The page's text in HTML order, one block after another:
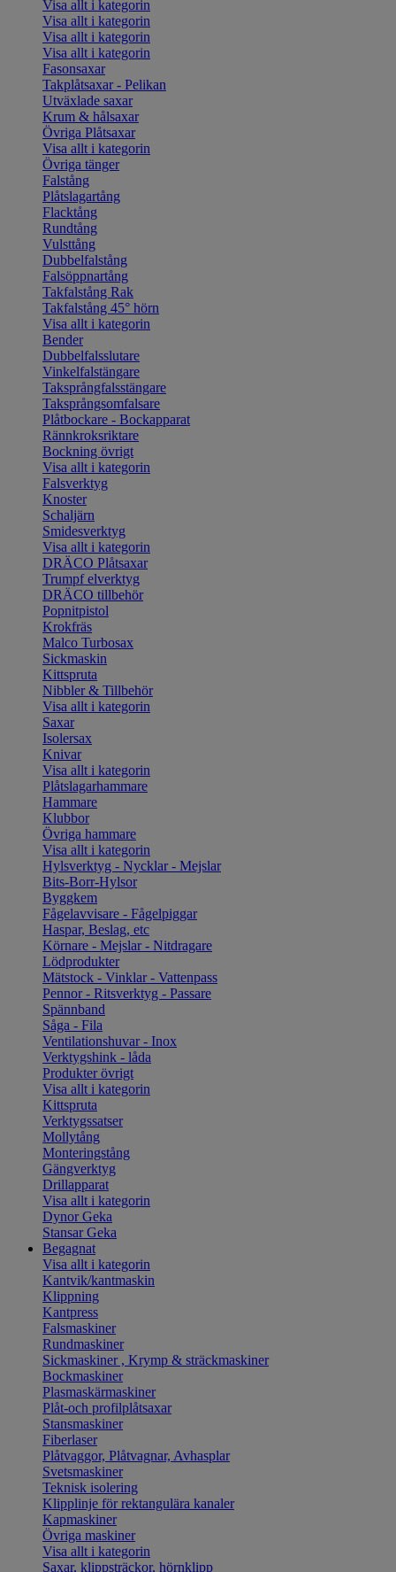
Visa allt i kategorin
Visa allt i kategorin
Visa allt i kategorin
Visa allt i kategorin
Fasonsaxar
Takplåtsaxar - Pelikan
Utväxlade saxar
Krum & hålsaxar
Övriga Plåtsaxar
Visa allt i kategorin
Övriga tänger
Falstång
Plåtslagartång
Flacktång
Rundtång
Vulsttång
Dubbelfalstång
Falsöppnartång
Takfalstång Rak
Takfalstång 45° hörn
Visa allt i kategorin
Bender
Dubbelfalsslutare
Vinkelfalstängare
Taksprångfalsstängare
Taksprångsomfalsare
Plåtbockare - Bockapparat
Rännkroksriktare
Bockning övrigt
Visa allt i kategorin
Falsverktyg
Knoster
Schaljärn
Smidesverktyg
Visa allt i kategorin
DRÄCO Plåtsaxar
Trumpf elverktyg
DRÄCO tillbehör
Popnitpistol
Krokfräs
Malco Turbosax
Sickmaskin
Kittspruta
Nibbler & Tillbehör
Visa allt i kategorin
Saxar
Isolersax
Knivar
Visa allt i kategorin
Plåtslagarhammare
Hammare
Klubbor
Övriga hammare
Visa allt i kategorin
Hylsverktyg - Nycklar - Mejslar
Bits-Borr-Hylsor
Byggkem
Fågelavvisare - Fågelpiggar
Haspar, Beslag, etc
Körnare - Mejslar - Nitdragare
Lödprodukter
Mätstock - Vinklar - Vattenpass
Pennor - Ritsverktyg - Passare
Spännband
Såga - Fila
Ventilationshuvar - Inox
Verktygshink - låda
Produkter övrigt
Visa allt i kategorin
Kittspruta
Verktygssatser
Mollytång
Monteringstång
Gängverktyg
Drillapparat
Visa allt i kategorin
Dynor Geka
Stansar Geka
Begagnat
Visa allt i kategorin
Kantvik/kantmaskin
Klippning
Kantpress
Falsmaskiner
Rundmaskiner
Sickmaskiner , Krymp & sträckmaskiner
Bockmaskiner
Plasmaskärmaskiner
Plåt-och profilplåtsaxar
Stansmaskiner
Fiberlaser
Plåtvaggor, Plåtvagnar, Avhasplar
Svetsmaskiner
Teknisk isolering
Klipplinje för rektangulära kanaler
Kapmaskiner
Övriga maskiner
Visa allt i kategorin
Saxar, klippsträckor, hörnklipp